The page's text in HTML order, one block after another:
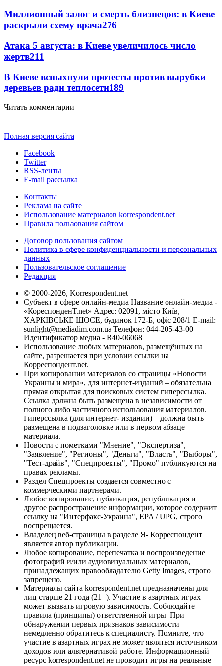
Миллионный залог и смерть близнецов: в Киеве
раскрыли схему врача276
Атака 5 августа: в Киеве увеличилось число
жертв211
В Киеве вспыхнули протесты против вырубки
деревьев ради теплосети189
Читать комментарии
Полная версия сайта
Facebook
Twitter
RSS-ленты
E-mail рассылка
Контакты
Реклама на сайте
Использование материалов korrespondent.net
Правила пользования сайтом
Договор пользования сайтом
Политика в сфере конфиденциальности и персональных
данных
Пользовательское соглашение
Редакция
© 2000-2026, Korrespondent.net
Субъект в сфере онлайн-медиа Название онлайн-медиа -
«КореспонденТ.net» Адрес: 02091, місто Київ,
ХАРКІВСЬКЕ ШОСЕ, будинок 172-Б, офіс 208/1 E-mail:
sunlight@mediadim.com.ua Телефон: 044-205-43-00
Идентификатор медиа - R40-06068
Использование любых материалов, размещённых на
сайте, разрешается при условии ссылки на
Корреспондент.net.
При копировании материалов со страницы «Новости
Украины и мира», для интернет-изданий – обязательна
прямая открытая для поисковых систем гиперссылка.
Ссылка должна быть размещена в независимости от
полного либо частичного использования материалов.
Гиперссылка (для интернет- изданий) – должна быть
размещена в подзаголовке или в первом абзаце
материала.
Новости с пометками "Мнение", "Экспертиза",
"Заявление", "Регионы", "Деньги", "Власть", "Выборы",
"Тест-драйв", "Спецпроекты", "Промо" публикуются на
правах рекламы.
Раздел Спецпроекты создается совместно с
коммерческими партнерами.
Любое копирование, публикация, републикация и
другое распространение информации, которое содержит
ссылку на "Интерфакс-Украина", EPA / UPG, строго
воспрещается.
Владелец веб-страницы в разделе Я- Корреспондент
является автор публикации.
Любое копирование, перепечатка и воспроизведение
фотографий и/или аудиовизуальных материалов,
принадлежащих правообладателю Getty Images, строго
запрещено.
Материалы сайта korrespondent.net предназначены для
лиц старше 21 года (21+). Участие в азартных играх
может вызвать игровую зависимость. Соблюдайте
правила (принципы) ответственной игры. При
обнаружении первых признаков зависимости
немедленно обратитесь к специалисту. Помните, что
участие в азартных играх не может являться источником
доходов или альтернативой работе. Информационный
ресурс korrespondent.net не проводит игры на реальные